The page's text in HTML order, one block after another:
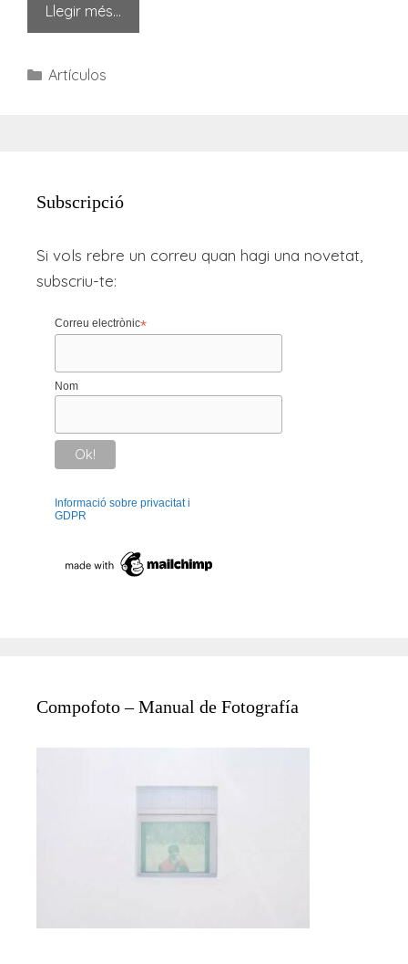
Llegir més…
Categories
Artículos
Subscripció
Si vols rebre un correu quan hagi una novetat,
subscriu-te:
Correu electrònic*
Nom
Informació sobre privacitat i
GDPR
Compofoto – Manual de Fotografía